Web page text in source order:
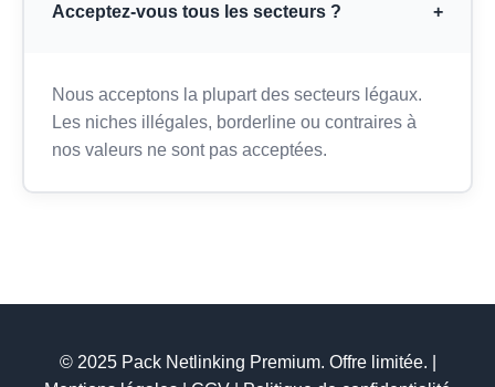
Acceptez-vous tous les secteurs ? +
Nous acceptons la plupart des secteurs légaux.
Les niches illégales, borderline ou contraires à
nos valeurs ne sont pas acceptées.
© 2025 Pack Netlinking Premium. Offre limitée. |